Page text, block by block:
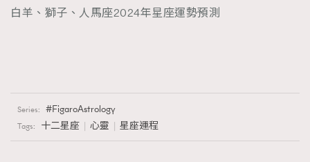
白羊、獅子、人馬座2024年星座運勢預測
Series: FigaroAstrology
Tags: 十二星座 心靈 星座運程